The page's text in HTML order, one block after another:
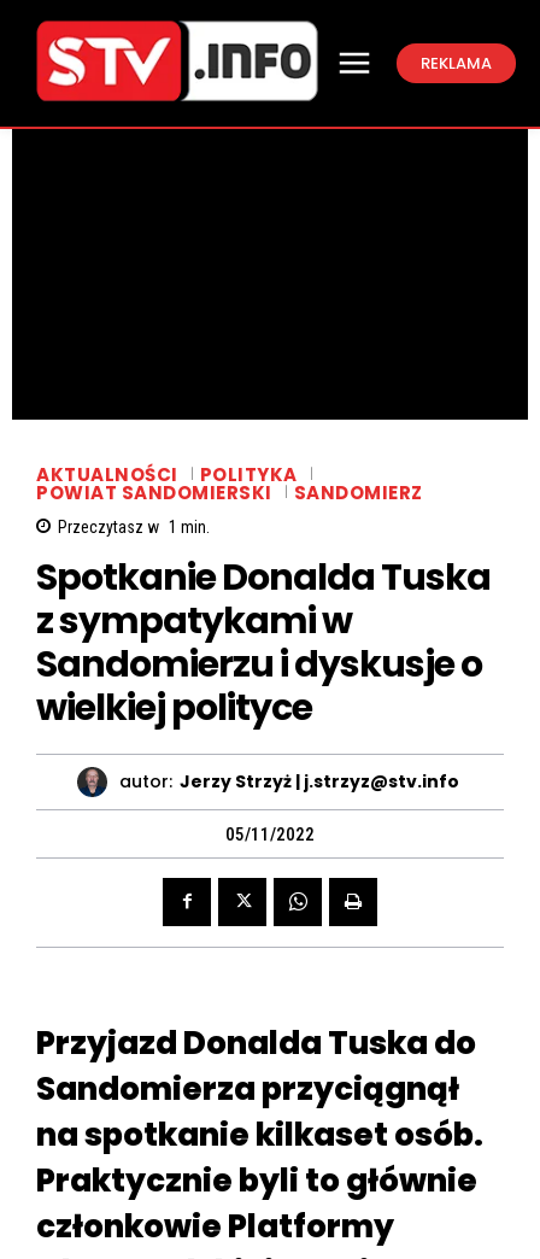
REKLAMA
AKTUALNOŚCI POLITYKA
POWIAT SANDOMIERSKI SANDOMIERZ
Przeczytasz w 1 min.
Spotkanie Donalda Tuska
z sympatykami w
Sandomierzu i dyskusje o
wielkiej polityce
autor: Jerzy Strzyż | j.strzyz@stv.info
05/11/2022
Przyjazd Donalda Tuska do
Sandomierza przyciągnął
na spotkanie kilkaset osób.
Praktycznie byli to głównie
członkowie Platformy